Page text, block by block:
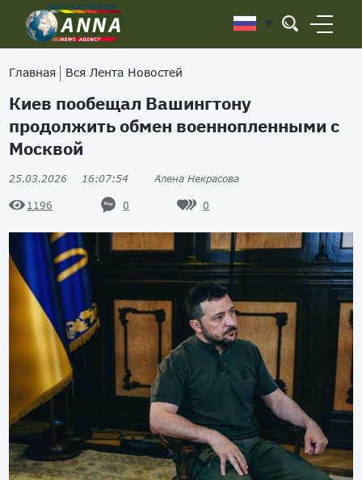
Главная Вся Лента Новостей
Киев пообещал Вашингтону
продолжить обмен военнопленными с
Москвой
25.03.2026 16:07:54 Алена Некрасова
1196 0 0